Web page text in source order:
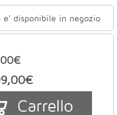
e' disponibile in negozio